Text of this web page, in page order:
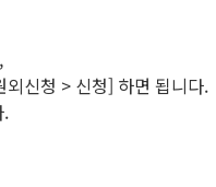
신청 > 신청] 하면 됩니다.
.